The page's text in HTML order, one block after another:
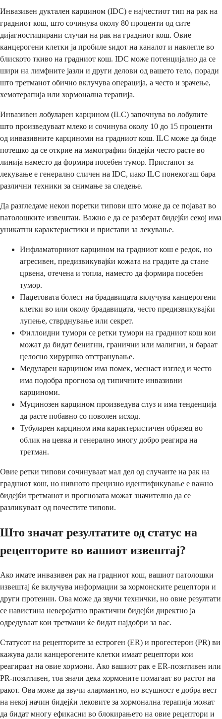
Инвазивен дуктален карцином (IDC) е најчестиот тип на рак на
градниот кош, што сочинува околу 80 проценти од сите
дијагностицирани случаи на рак на градниот кош. Овие
канцерогени клетки ја пробиле ѕидот на каналот и навлегле во
блиското ткиво на градниот кош. IDC може потенцијално да се
шири на лимфните јазли и други делови од вашето тело, поради
што третманот обично вклучува операција, а често и зрачење,
хемотерапија или хормонална терапија.
Инвазивен лобуларен карцином (ILC) започнува во лобулите
што произведуваат млеко и сочинува околу 10 до 15 проценти
од инвазивните карциноми на градниот кош. ILC може да биде
потешко да се открие на мамографии бидејќи често расте во
линија наместо да формира посебен тумор. Пристапот за
лекување е генерално сличен на IDC, иако ILC понекогаш бара
различни техники за снимање за следење.
Да разгледаме некои поретки типови што може да се појават во
патолошките извештаи. Важно е да се разберат бидејќи секој има
уникатни карактеристики и пристапи за лекување.
Инфламаторниот карцином на градниот кош е редок, но
агресивен, предизвикувајќи кожата на градите да стане
црвена, отечена и топла, наместо да формира посебен
тумор.
Паџетовата болест на брадавицата вклучува канцерогени
клетки во или околу брадавицата, често предизвикувајќи
лупење, стврднување или секрет.
Филлоидни тумори се ретки тумори на градниот кош кои
можат да бидат бенигни, гранични или малигни, и бараат
целосно хируршко отстранување.
Медуларен карцином има помек, меснаст изглед и често
има подобра прогноза од типичните инвазивни
карциноми.
Муцинозен карцином произведува слуз и има тенденција
да расте побавно со поволен исход.
Тубуларен карцином има карактеристичен образец во
облик на цевка и генерално многу добро реагира на
третман.
Овие ретки типови сочинуваат мал дел од случаите на рак на
градниот кош, но нивното прецизно идентификување е важно
бидејќи третманот и прогнозата можат значително да се
разликуваат од почестите типови.
Што значат резултатите од статус на
рецепторите во вашиот извештај?
Ако имате инвазивен рак на градниот кош, вашиот патолошки
извештај ќе вклучува информации за хормонските рецептори и
други протеини. Ова може да звучи технички, но овие резултати
се навистина неверојатно практични бидејќи директно ја
одредуваат кои третмани ќе бидат најдобри за вас.
Статусот на рецепторите за естроген (ER) и прогестерон (PR) ви
кажува дали канцерогените клетки имаат рецептори кои
реагираат на овие хормони. Ако вашиот рак е ER-позитивен или
PR-позитивен, тоа значи дека хормоните помагаат во растот на
ракот. Ова може да звучи алармантно, но всушност е добра вест
на некој начин бидејќи лековите за хормонална терапија можат
да бидат многу ефикасни во блокирањето на овие рецептори и